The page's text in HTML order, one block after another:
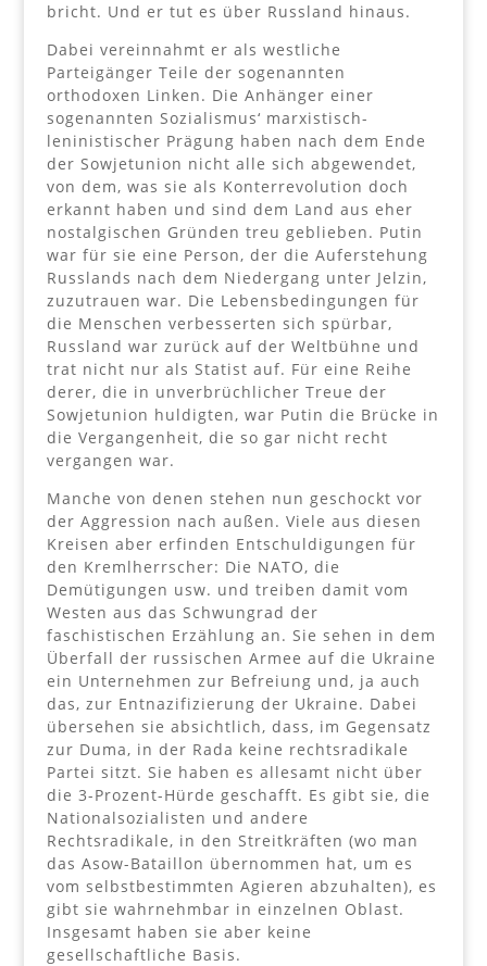
bricht. Und er tut es über Russland hinaus.
Dabei vereinnahmt er als westliche
Parteigänger Teile der sogenannten
orthodoxen Linken. Die Anhänger einer
sogenannten Sozialismus‘ marxistisch-
leninistischer Prägung haben nach dem Ende
der Sowjetunion nicht alle sich abgewendet,
von dem, was sie als Konterrevolution doch
erkannt haben und sind dem Land aus eher
nostalgischen Gründen treu geblieben. Putin
war für sie eine Person, der die Auferstehung
Russlands nach dem Niedergang unter Jelzin,
zuzutrauen war. Die Lebensbedingungen für
die Menschen verbesserten sich spürbar,
Russland war zurück auf der Weltbühne und
trat nicht nur als Statist auf. Für eine Reihe
derer, die in unverbrüchlicher Treue der
Sowjetunion huldigten, war Putin die Brücke in
die Vergangenheit, die so gar nicht recht
vergangen war.
Manche von denen stehen nun geschockt vor
der Aggression nach außen. Viele aus diesen
Kreisen aber erfinden Entschuldigungen für
den Kremlherrscher: Die NATO, die
Demütigungen usw. und treiben damit vom
Westen aus das Schwungrad der
faschistischen Erzählung an. Sie sehen in dem
Überfall der russischen Armee auf die Ukraine
ein Unternehmen zur Befreiung und, ja auch
das, zur Entnazifizierung der Ukraine. Dabei
übersehen sie absichtlich, dass, im Gegensatz
zur Duma, in der Rada keine rechtsradikale
Partei sitzt. Sie haben es allesamt nicht über
die 3-Prozent-Hürde geschafft. Es gibt sie, die
Nationalsozialisten und andere
Rechtsradikale, in den Streitkräften (wo man
das Asow-Bataillon übernommen hat, um es
vom selbstbestimmten Agieren abzuhalten), es
gibt sie wahrnehmbar in einzelnen Oblast.
Insgesamt haben sie aber keine
gesellschaftliche Basis.